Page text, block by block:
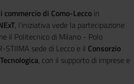
commercio di Como-Lecco in
, l'iniziativa vede la partecipazione
il Politecnico di Milano - Polo
STIIMA sede di Lecco e il Consorzio
, con il supporto di imprese e